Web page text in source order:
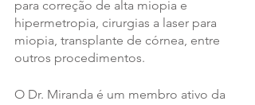
para correção de alta miopia e
hipermetropia, cirurgias a laser para
miopia, transplante de córnea, entre
outros procedimentos.
O Dr. Miranda é um membro ativo da